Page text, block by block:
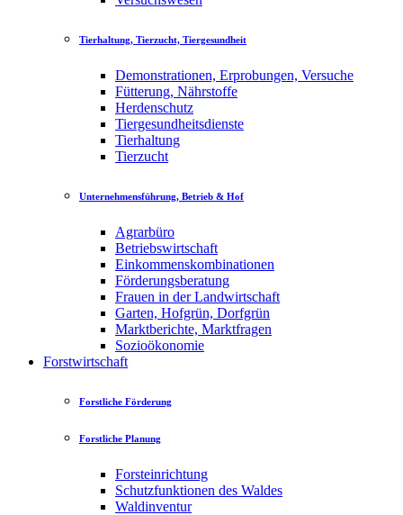
Tierhaltung, Tierzucht, Tiergesundheit
Demonstrationen, Erprobungen, Versuche
Fütterung, Nährstoffe
Herdenschutz
Tiergesundheitsdienste
Tierhaltung
Tierzucht
Unternehmensführung, Betrieb & Hof
Agrarbüro
Betriebswirtschaft
Einkommenskombinationen
Förderungsberatung
Frauen in der Landwirtschaft
Garten, Hofgrün, Dorfgrün
Marktberichte, Marktfragen
Sozioökonomie
Forstwirtschaft
Forstliche Förderung
Forstliche Planung
Forsteinrichtung
Schutzfunktionen des Waldes
Waldinventur